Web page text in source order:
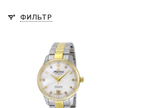
ФИЛЬТР